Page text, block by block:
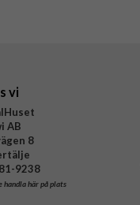
vi
AB
8
9238
handla här på plats